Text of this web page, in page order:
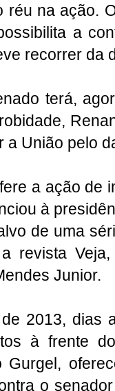
réu na ação.
a
recorrer da
terá,
a União pelo
a ação de
à
de uma
revista
Junior.
2013, dias
à frente
Gurgel,
o